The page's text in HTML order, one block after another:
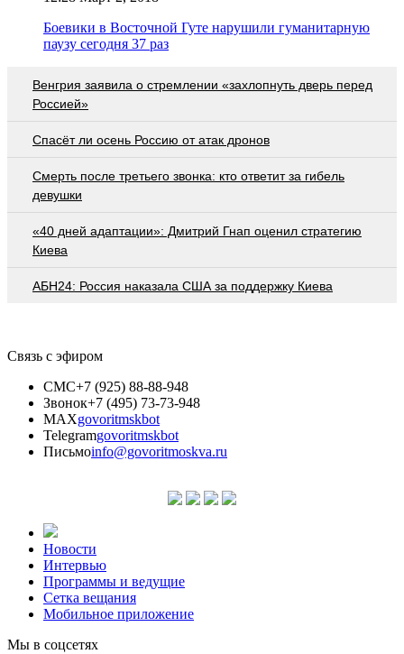
Боевики в Восточной Гуте нарушили гуманитарную
паузу сегодня 37 раз
Венгрия заявила о стремлении «захлопнуть дверь перед
Россией»
Спасёт ли осень Россию от атак дронов
Смерть после третьего звонка: кто ответит за гибель
девушки
«40 дней адаптации»: Дмитрий Гнап оценил стратегию
Киева
АБН24: Россия наказала США за поддержку Киева
Связь с эфиром
СМС+7 (925) 88-88-948
Звонок+7 (495) 73-73-948
MAXgovoritmskbot
Telegramgovoritmskbot
Письмоinfo@govoritmoskva.ru
Новости
Интервью
Программы и ведущие
Сетка вещания
Мобильное приложение
Мы в соцсетях